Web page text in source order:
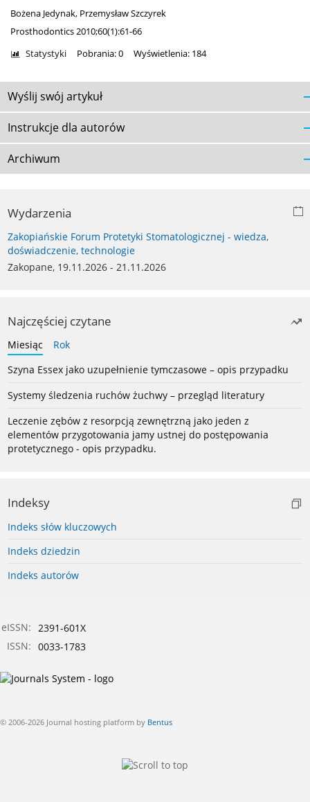
Bożena Jedynak, Przemysław Szczyrek
Prosthodontics 2010;60(1):61-66
Statystyki Pobrania: 0 Wyświetlenia: 184
Wyślij swój artykuł
Instrukcje dla autorów
Archiwum
Wydarzenia
Zakopiańskie Forum Protetyki Stomatologicznej - wiedza,
doświadczenie, technologie
Zakopane, 19.11.2026 - 21.11.2026
Najczęściej czytane
Miesiąc
Rok
Szyna Essex jako uzupełnienie tymczasowe – opis przypadku
Systemy śledzenia ruchów żuchwy – przegląd literatury
Leczenie zębów z resorpcją zewnętrzną jako jeden z
elementów przygotowania jamy ustnej do postępowania
protetycznego - opis przypadku.
Indeksy
Indeks słów kluczowych
Indeks dziedzin
Indeks autorów
eISSN: 2391-601X
ISSN: 0033-1783
© 2006-2026 Journal hosting platform by Bentus